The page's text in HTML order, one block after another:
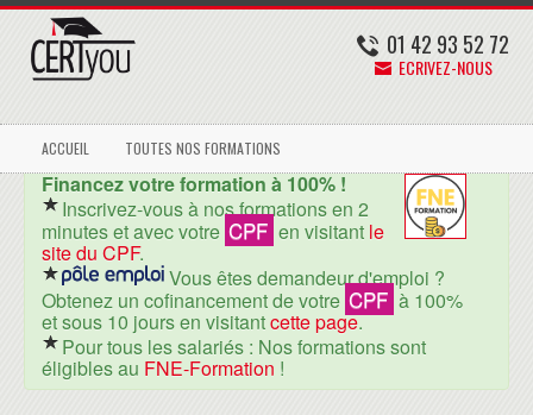
01 42 93 52 72
ECRIVEZ-NOUS
ACCUEIL TOUTES NOS FORMATIONS
Financez votre formation à 100% !
Inscrivez-vous à nos formations en 2
minutes et avec votre CPF en visitant le
site du CPF.
Vous êtes demandeur d'emploi ?
Obtenez un cofinancement de votre CPF à 100%
et sous 10 jours en visitantcette page.
Pour tous les salariés : Nos formations sont
éligibles au FNE-Formation !